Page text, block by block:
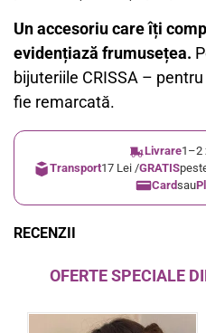
Un accesoriu care îți
evidențiază frumusețea.
bijuteriile CRISSA –
fie remarcată.
Livrare1–2
Transport17 Lei /GRATIS
Cardsau
RECENZII
OFERTE SPECIALE